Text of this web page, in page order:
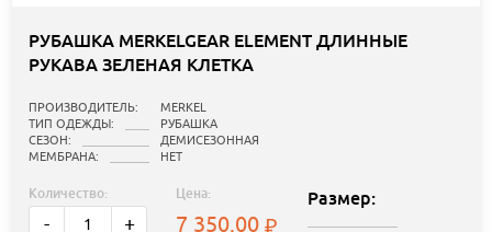
РУБАШКА MERKELGEAR ELEMENT ДЛИННЫЕ
РУКАВА ЗЕЛЕНАЯ КЛЕТКА
ПРОИЗВОДИТЕЛЬ:
MERKEL
ТИП ОДЕЖДЫ:
РУБАШКА
СЕЗОН:
ДЕМИСЕЗОННАЯ
МЕМБРАНА:
НЕТ
Количество:
- +
Цена:
7 350.00
Размер: